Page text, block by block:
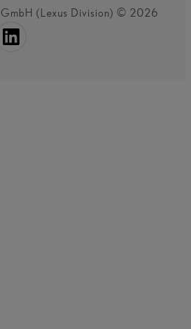
GmbH (Lexus Division) © 2026